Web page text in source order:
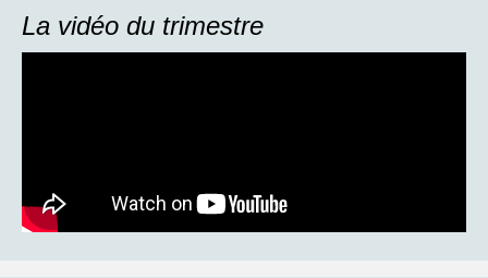
La vidéo du trimestre